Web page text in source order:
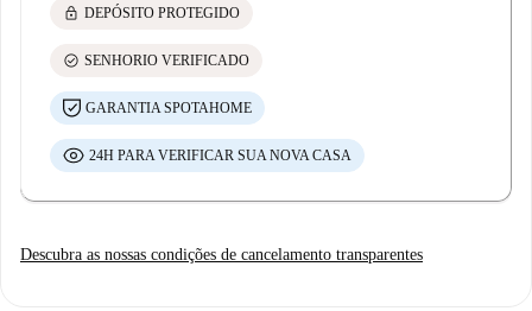
lock DEPÓSITO PROTEGIDO
check_circle SENHORIO VERIFICADO
GARANTIA SPOTAHOME
24H PARA VERIFICAR SUA NOVA CASA
Descubra as nossas condições de cancelamento transparentes